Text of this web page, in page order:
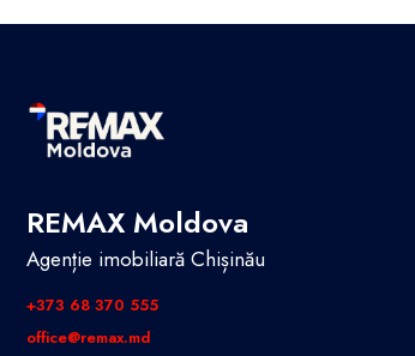
REMAX Moldova
Agenție imobiliară Chișinău
+373 68 370 555
office@remax.md